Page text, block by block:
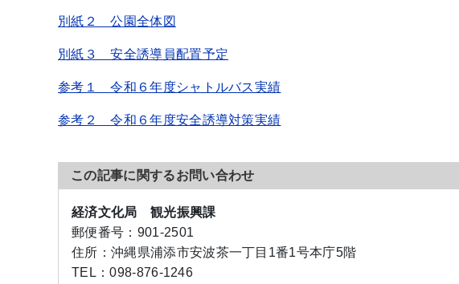
別紙２ 公園全体図
別紙３ 安全誘導員配置予定
参考１ 令和６年度シャトルバス実績
参考２ 令和６年度安全誘導対策実績
この記事に関するお問い合わせ
経済文化局 観光振興課
郵便番号： 901-2501
住所： 沖縄県浦添市安波茶一丁目1番1号本庁5階
TEL：098-876-1246